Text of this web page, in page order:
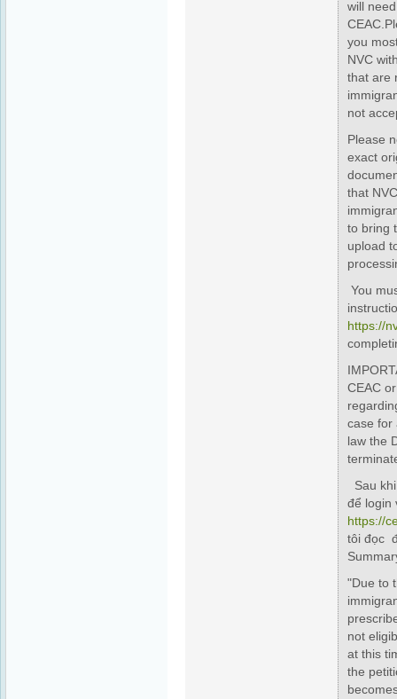
will
you
NVC
that are
not
Please
exact
that
to bring
upload
You
https://
CEAC
case for
law the
Sau
để login
https://
tôi đọc
"Due to
not
at this
the